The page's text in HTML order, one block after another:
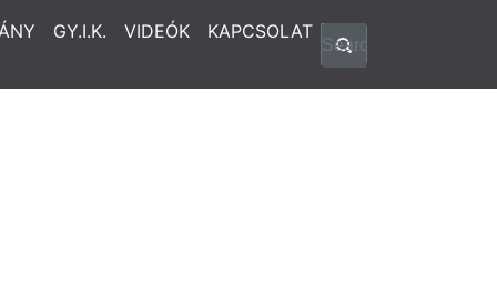
GY.I.K. VIDEÓK KAPCSOLAT